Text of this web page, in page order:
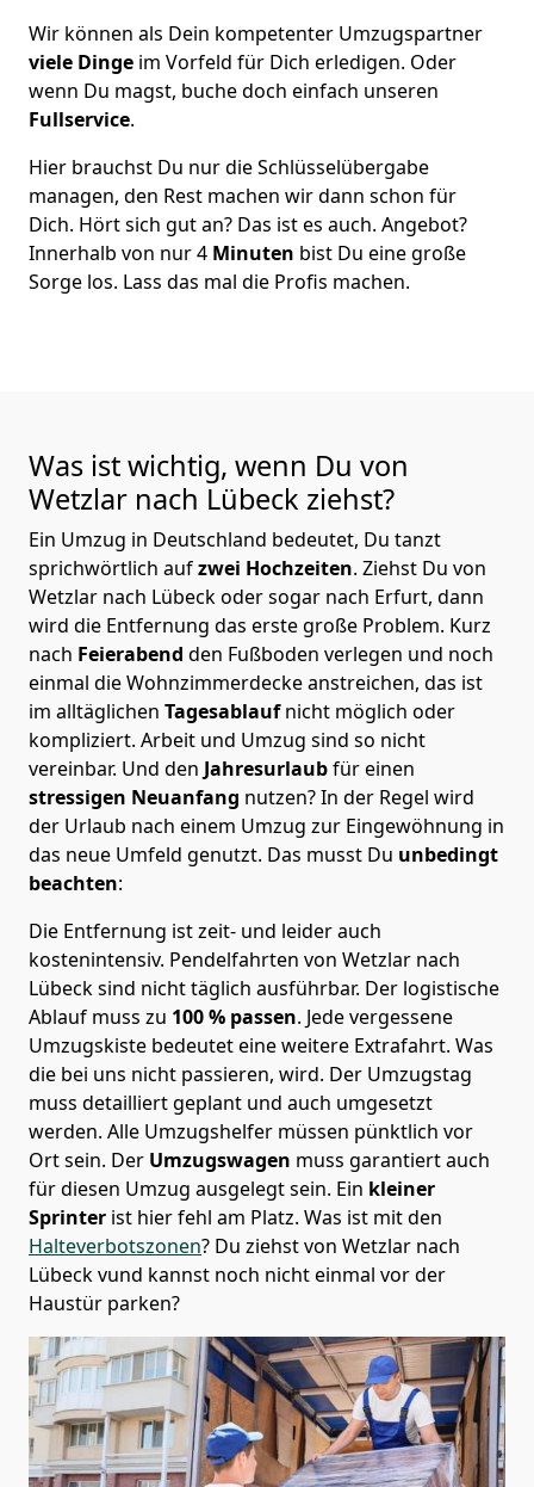
Wir können als Dein kompetenter Umzugspartner
viele Dinge im Vorfeld für Dich erledigen. Oder
wenn Du magst, buche doch einfach unseren
Fullservice.
Hier brauchst Du nur die Schlüsselübergabe
managen, den Rest machen wir dann schon für
Dich. Hört sich gut an? Das ist es auch. Angebot?
Innerhalb von nur 4 Minuten bist Du eine große
Sorge los. Lass das mal die Profis machen.
Was ist wichtig, wenn Du von
Wetzlar nach Lübeck ziehst?
Ein Umzug in Deutschland bedeutet, Du tanzt
sprichwörtlich aufzwei Hochzeiten. Ziehst Du von
Wetzlar nach Lübeck oder sogar nach Erfurt, dann
wird die Entfernung das erste große Problem. Kurz
nach Feierabend den Fußboden verlegen und noch
einmal die Wohnzimmerdecke anstreichen, das ist
im alltäglichen Tagesablaufnicht möglich oder
kompliziert. Arbeit und Umzug sind so nicht
vereinbar. Und den Jahresurlaubfür einen
stressigen Neuanfang nutzen? In der Regel wird
der Urlaub nach einem Umzug zur Eingewöhnung in
das neue Umfeld genutzt. Das musst Du unbedingt
beachten:
Die Entfernung ist zeit- und leider auch
kostenintensiv. Pendelfahrten von Wetzlar nach
Lübeck sind nicht täglich ausführbar. Der logistische
Ablauf muss zu 100 % passen. Jede vergessene
Umzugskiste bedeutet eine weitere Extrafahrt. Was
die bei uns nicht passieren, wird. Der Umzugstag
muss detailliert geplant und auch umgesetzt
werden. Alle Umzugshelfer müssen pünktlich vor
Ort sein. Der Umzugswagen muss garantiert auch
für diesen Umzug ausgelegt sein. Ein kleiner
Sprinter ist hier fehl am Platz. Was ist mit den
Halteverbotszonen? Du ziehst von Wetzlar nach
Lübeck vund kannst noch nicht einmal vor der
Haustür parken?